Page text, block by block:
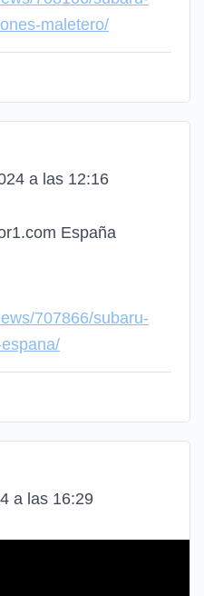
maletero/
a las 12:16
España
707866/subaru-
a las 16:29